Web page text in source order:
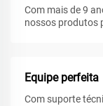
Com mais de 9
nossos produtos
Equipe perfeita
Com suporte